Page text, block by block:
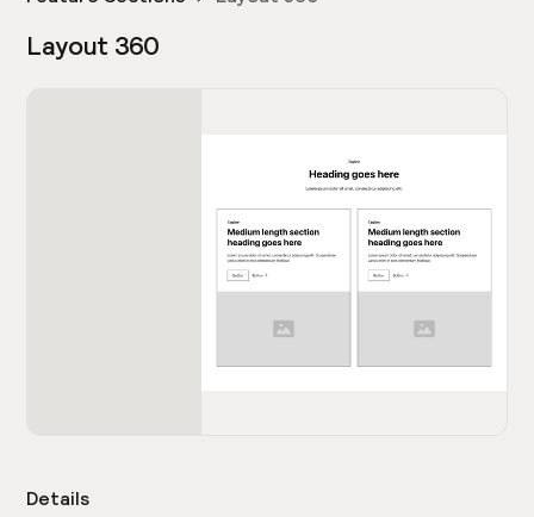
Layout 360
Details